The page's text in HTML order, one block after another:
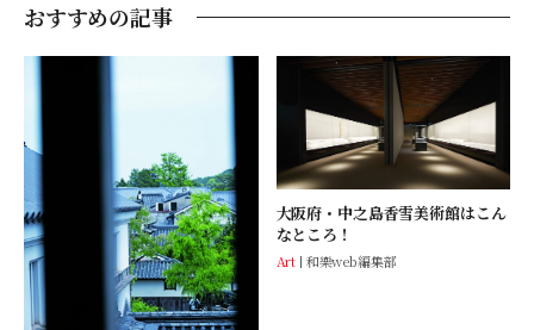
おすすめの記事
大阪府・中之島香雪美術館はこん
なところ！
Art 和樂web編集部